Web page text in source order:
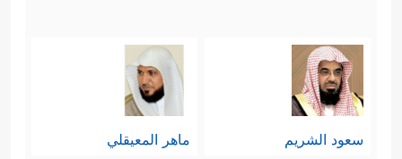
سعود الشريم ماهر المعيقلي